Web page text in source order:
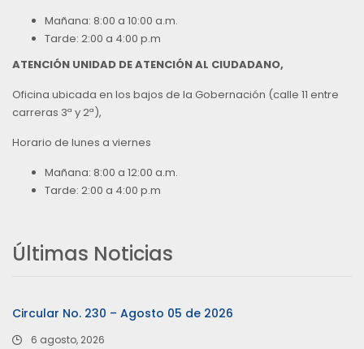
Mañana: 8:00 a 10:00 a.m.
Tarde: 2:00 a 4:00 p.m
ATENCIÓN UNIDAD DE ATENCIÓN AL CIUDADANO,
Oficina ubicada en los bajos de la Gobernación (calle 11 entre
carreras 3ª y 2ª),
Horario de lunes a viernes
Mañana: 8:00 a 12:00 a.m.
Tarde: 2:00 a 4:00 p.m
Últimas Noticias
Circular No. 230 – Agosto 05 de 2026
6 agosto, 2026